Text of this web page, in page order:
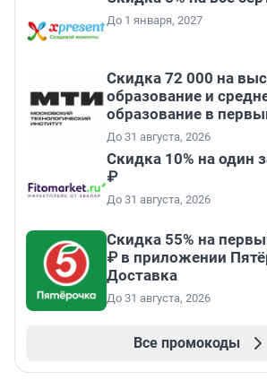
До 1 января, 2027
Скидка 72 000 на
образование и
образование в
До 31 августа, 2026
Скидка 10% на один
₽
До 31 августа, 2026
Скидка 55% на
₽ в приложении
Доставка
До 31 августа, 2026
Все промокоды